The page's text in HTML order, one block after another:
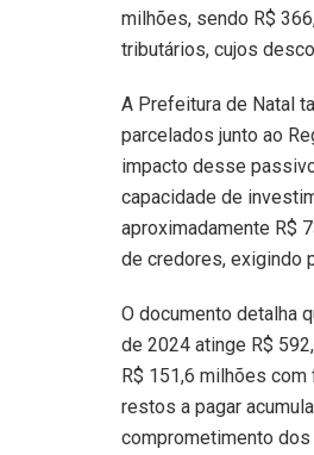
milhões, sendo R$
tributários, cujos
A Prefeitura de Natal
parcelados junto ao
impacto desse
capacidade de
aproximadamente R$
de credores, exigindo
O documento detalha
de 2024 atinge R$
R$ 151,6 milhões
restos a pagar
comprometimento